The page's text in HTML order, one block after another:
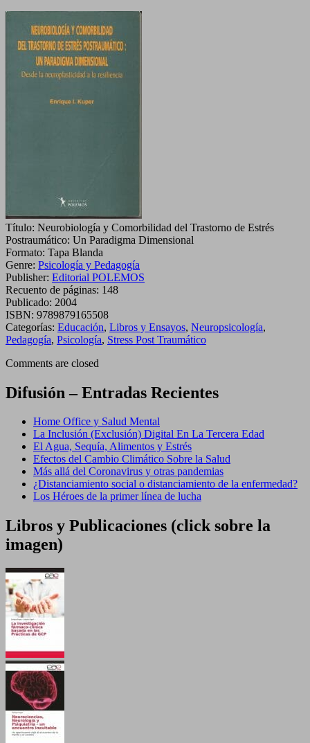
Título: Neurobiología y Comorbilidad del Trastorno de Estrés
Postraumático: Un Paradigma Dimensional
Formato: Tapa Blanda
Genre: Psicología y Pedagogía
Publisher: Editorial POLEMOS
Recuento de páginas: 148
Publicado: 2004
ISBN: 9789879165508
Categorías: Educación, Libros y Ensayos, Neuropsicología,
Pedagogía, Psicología, Stress Post Traumático
Comments are closed
Difusión – Entradas Recientes
Home Office y Salud Mental
La Inclusión (Exclusión) Digital En La Tercera Edad
El Agua, Sequía, Alimentos y Estrés
Efectos del Cambio Climático Sobre la Salud
Más allá del Coronavirus y otras pandemias
¿Distanciamiento social o distanciamiento de la enfermedad?
Los Héroes de la primer línea de lucha
Libros y Publicaciones (click sobre la
imagen)